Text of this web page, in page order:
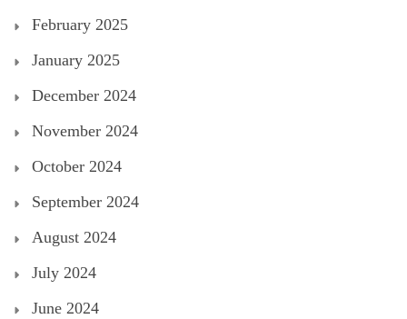
February 2025
January 2025
December 2024
November 2024
October 2024
September 2024
August 2024
July 2024
June 2024